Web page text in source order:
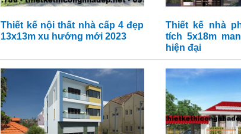
Thiết kế nội thất nhà cấp 4 đẹp
13x13m xu hướng mới 2023
Thiết kế nhà
tích 5x18m
hiện đại